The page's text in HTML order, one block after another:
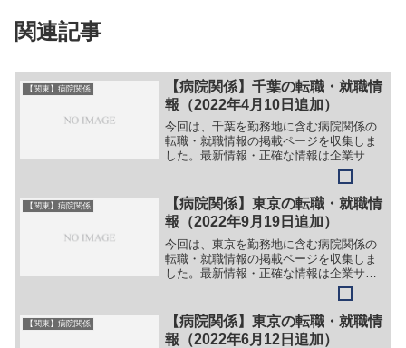
関連記事
【関東】病院関係
【病院関係】千葉の転職・就職情
報（2022年4月10日追加）
今回は、千葉を勤務地に含む病院関係の
転職・就職情報の掲載ページを収集しま
した。最新情報・正確な情報は企業サイ
トでご確認ください。①【会社名】医療
法人徳洲会 成田富里徳洲会病院【職
務】＞＞（１）看護婦＞＞（２）看護補
助＞＞（３）薬剤師＞＞（４...
【関東】病院関係
【病院関係】東京の転職・就職情
報（2022年9月19日追加）
今回は、東京を勤務地に含む病院関係の
転職・就職情報の掲載ページを収集しま
した。最新情報・正確な情報は企業サイ
トでご確認ください。①【会社名】医療
法人社団 香雪会 香雪医院【職務】
［常勤］＞＞（１）医療事務［非常勤・
パート・アルバイト］＞＞（...
【関東】病院関係
【病院関係】東京の転職・就職情
報（2022年6月12日追加）